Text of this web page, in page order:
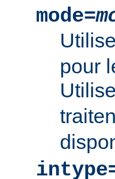
mode=
pour